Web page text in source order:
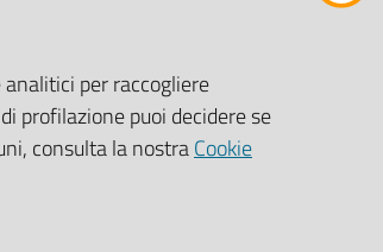
per raccogliere
profilazione puoi decidere se
consulta la nostraCookie